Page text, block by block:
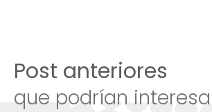
Post anteriores
que podrían